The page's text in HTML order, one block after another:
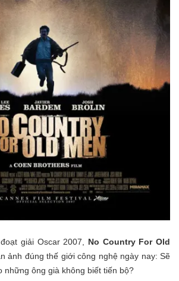
giải Oscar 2007, No Country For Old
ảnh đúng thế giới công nghệ ngày nay: Sẽ
những ông già không biết tiến bộ?